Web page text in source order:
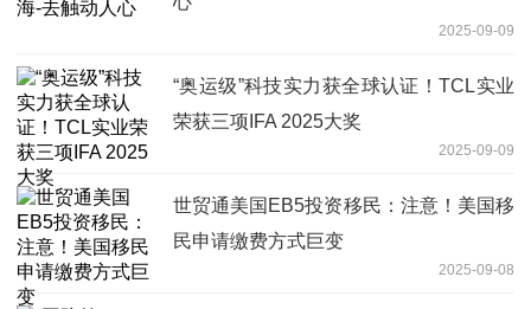
2025-09-09
“奥运级”科技实力获全球认证！TCL实业
荣获三项IFA 2025大奖
2025-09-09
世贸通美国EB5投资移民：注意！美国移
民申请缴费方式巨变
2025-09-08